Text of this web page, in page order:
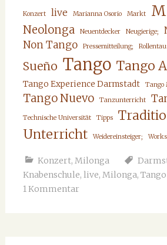
Konzert live Marianna Osorio Markt
Neolonga Neuentdecker Neugierige;
Non Tango Pressemitteilung;
Sueño Tango Tango
Tango Experience Darmstadt Tango
Tango Nuevo Tanzunterricht
Technische Universität Tipps
Unterricht Weidereinsteiger;
Konzert, Milonga
Knabenschule, live, Milonga,
1 Kommentar